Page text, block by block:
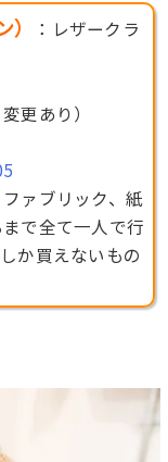
：レザークラ
更あり）
ァブリック、紙
で全て一人で行
か買えないもの